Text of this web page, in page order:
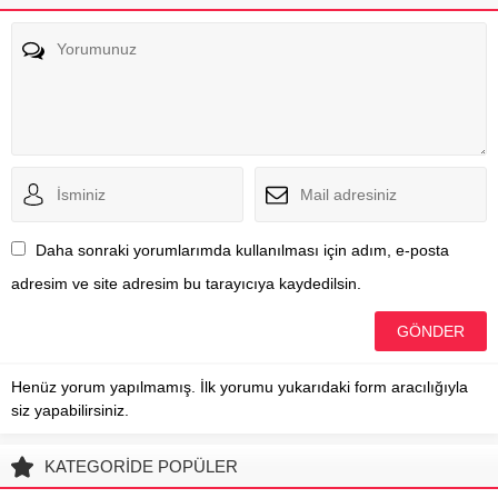
Daha sonraki yorumlarımda kullanılması için adım, e-posta
adresim ve site adresim bu tarayıcıya kaydedilsin.
Henüz yorum yapılmamış. İlk yorumu yukarıdaki form aracılığıyla
siz yapabilirsiniz.
KATEGORİDE POPÜLER